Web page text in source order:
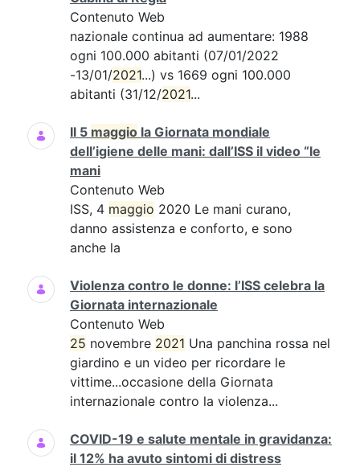
Contenuto Web
nazionale continua ad aumentare: 1988
ogni 100.000 abitanti (07/01/2022
-13/01/2021...) vs 1669 ogni 100.000
abitanti (31/12/2021...
Il 5 maggio la Giornata mondiale
dell’igiene delle mani: dall’ISS il video “le
mani
Contenuto Web
ISS, 4 maggio 2020 Le mani curano,
danno assistenza e conforto, e sono
anche la
Violenza contro le donne: l’ISS celebra la
Giornata internazionale
Contenuto Web
25 novembre 2021 Una panchina rossa nel
giardino e un video per ricordare le
vittime...occasione della Giornata
internazionale contro la violenza...
COVID-19 e salute mentale in gravidanza:
il 12% ha avuto sintomi di distress